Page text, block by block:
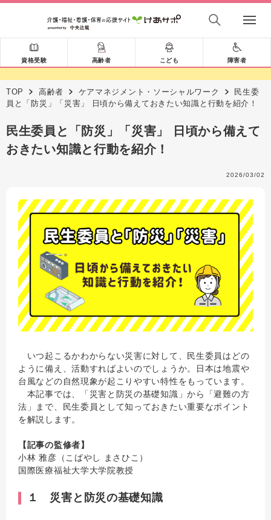
資格受験 高齢者 こども 障害者
TOP 高齢者 ケアマネジメント・ソーシャルワーク
民生委
員と「防災」「災害」 日頃から備えておきたい知識と行動を紹介！
民生委員と「防災」「災害」 日頃から備えて
おきたい知識と行動を紹介！
2026/03/02
いつ起こるかわからない災害に対して、民生委員はどの
ように備え、活動すればよいのでしょうか。日本は地震や
台風などの自然現象が起こりやすい特性をもっています。
本記事では、「災害と防災の基礎知識」から「避難の方
法」まで、民生委員として知っておきたい重要なポイント
を解説します。
【記事の監修者】
小林 雅彦（こばやし まさひこ）
国際医療福祉大学大学院教授
１ 災害と防災の基礎知識